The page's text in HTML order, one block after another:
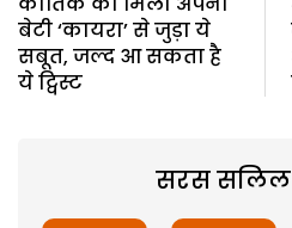
बेटी ‘कायरा’ से जुड़ा ये
सबूत, जल्द आ सकता है
ये ट्विस्ट
सरस